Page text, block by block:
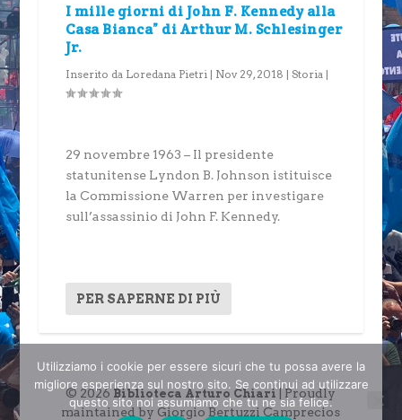
I mille giorni di John F. Kennedy alla
Casa Bianca” di Arthur M. Schlesinger
Jr.
Inserito da Loredana Pietri | Nov 29, 2018 | Storia |
29 novembre 1963 – Il presidente
statunitense Lyndon B. Johnson istituisce
la Commissione Warren per investigare
sull’assassinio di John F. Kennedy.
PER SAPERNE DI PIÙ
© 2026 Biblioteca Arturo Chiari| Proudly
maintained by Giorgio Bertuzzi Camprecios
Utilizziamo i cookie per essere sicuri che tu possa avere la
migliore esperienza sul nostro sito. Se continui ad utilizzare
questo sito noi assumiamo che tu ne sia felice.